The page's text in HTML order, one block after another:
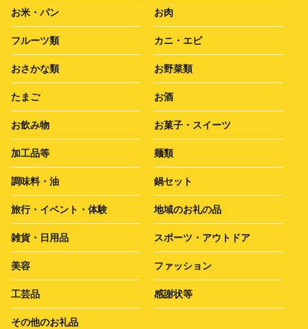
お米・パン お肉
フルーツ類 カニ・エビ
おさかな類 お野菜類
たまご お酒
お飲み物 お菓子・スイーツ
加工品等 麺類
調味料・油 鍋セット
旅行・イベント・体験 地域のお礼の品
雑貨・日用品 スポーツ・アウトドア
美容 ファッション
工芸品 感謝状等
その他のお礼品